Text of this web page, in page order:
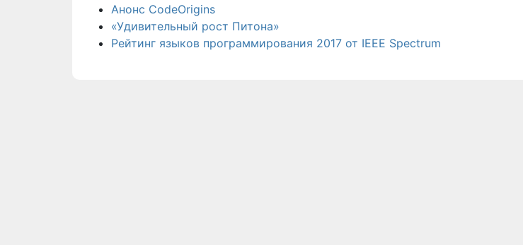
Анонс CodeOrigins
«Удивительный рост Питона»
Рейтинг языков программирования 2017 от IEEE Spectrum